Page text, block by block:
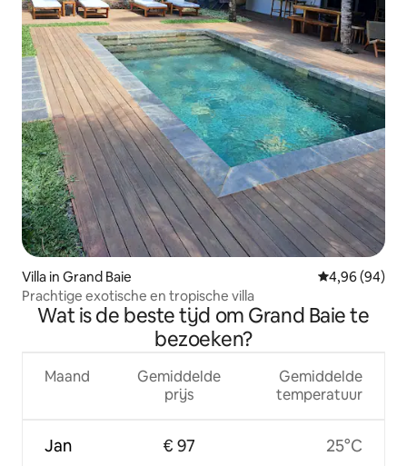
Villa in Grand Baie Gemiddelde
4,96 (94)
Prachtige exotische en tropische villa
Wat is de beste tijd om Grand Baie te
bezoeken?
Maand
Jan
Gemiddelde
prijs
€ 97
Gemiddelde
temperatuur
25°C